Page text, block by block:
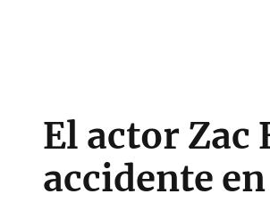
El actor
accidente